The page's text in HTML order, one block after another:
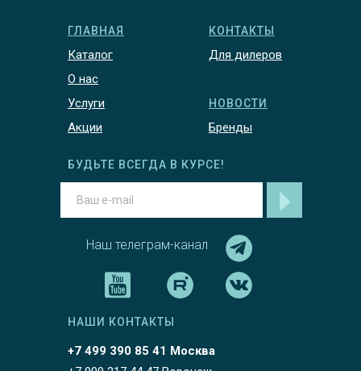
ГЛАВНАЯ
Каталог
О нас
Услуги
Акции
КОНТАКТЫ
Для дилеров
НОВОСТИ
Бренды
Наш телеграм-канал
БУДЬТЕ ВСЕГДА В КУРСЕ!
+7 499 390 85 41 Москва
НАШИ КОНТАКТЫ